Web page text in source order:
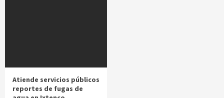
Atiende servicios públicos
reportes de fugas de